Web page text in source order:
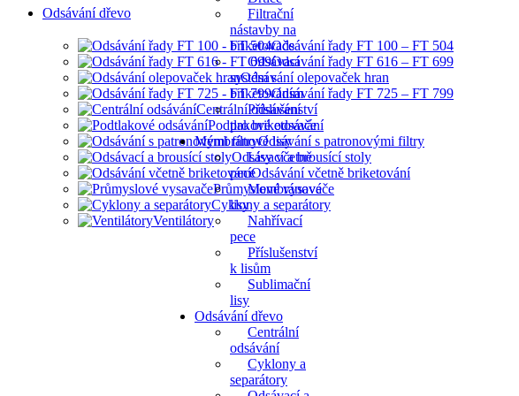
Filtrační
nástavby na
briketovače
Odsávací
systém s
briketováním
Příslušenství
pro briketovače
Membránové lisy
Lisy včetně
pece
Membránové
lisy
Nahřívací
pece
Příslušenství
k lisům
Sublimační
lisy
Odsávání dřevo
Centrální
odsávání
Cyklony a
separátory
Odsávání dřevo
Odsávání řady FT 100 – FT 504
Odsávání řady FT 616 – FT 699
Odsávání olepovaček hran
Odsávání řady FT 725 – FT 799
Centrální odsávání
Podtlakové odsávání
Odsávání s patronovými filtry
Odsávací a brousící stoly
Odsávání včetně briketování
Průmyslové vysavače
Cyklony a separátory
Ventilátory